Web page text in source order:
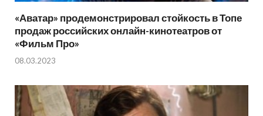
«Аватар» продемонстрировал стойкость в Топе
продаж российских онлайн-кинотеатров от
«Фильм Про»
08.03.2023